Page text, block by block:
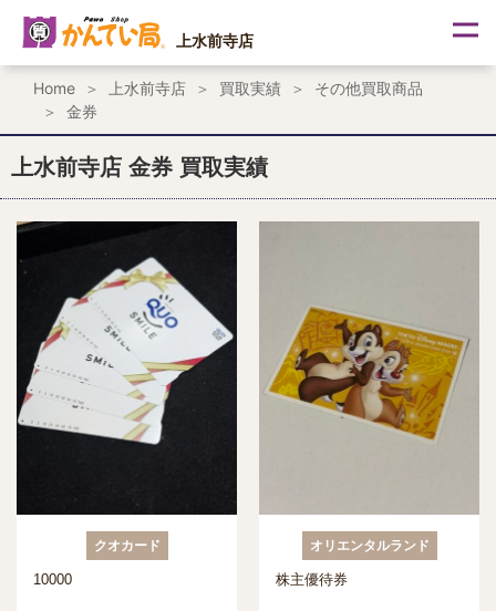
ス
プ
上水前寺店
Home 上水前寺店 買取実績
その他買取商品
金券
上水前寺店 金券 買取実績
クオカード
10000
オリエンタルランド
株主優待券